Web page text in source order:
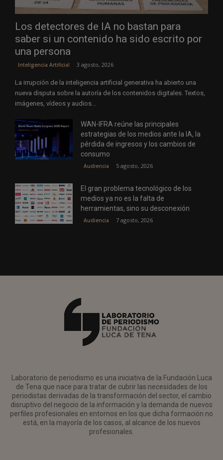
Los detectores de IA no bastan para
saber si un contenido ha sido escrito por
una persona
Inteligencia Artificial 3 agosto, 2026
La irrupción de la inteligencia artificial generativa ha abierto una
nueva disputa sobre la autoría de los contenidos digitales. Textos,
imágenes, vídeos y audios...
WAN-IFRA reúne las principales
estrategias de los medios ante la IA, la
pérdida de ingresos y los cambios de
consumo
Audiencia 5 agosto, 2026
El gran problema tecnológico de los
medios ya no es la falta de
herramientas, sino su desconexión
Audiencia 7 agosto, 2026
Laboratorio de periodismo es una iniciativa de la Fundación Luca
de Tena que nace para tratar de cubrir las necesidades de los
periodistas derivadas de la transformación del sector, el cambio
disruptivo del negocio de la información y la demanda de nuevos
perfiles profesionales en entornos en los que dicha formación no
está, en la mayoría de los casos, al alcance de los nuevos
profesionales.